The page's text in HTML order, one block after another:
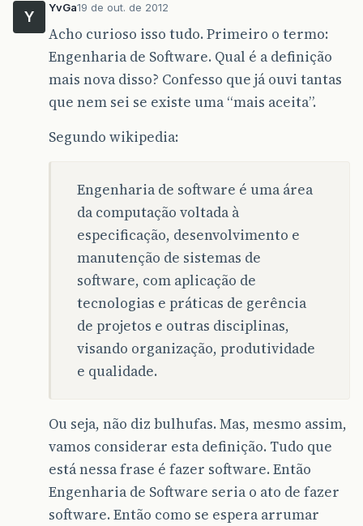
Y
YvGa19 de out. de 2012
Acho curioso isso tudo. Primeiro o termo:
Engenharia de Software. Qual é a definição
mais nova disso? Confesso que já ouvi tantas
que nem sei se existe uma “mais aceita”.
Segundo wikipedia:
Engenharia de software é uma área
da computação voltada à
especificação, desenvolvimento e
manutenção de sistemas de
software, com aplicação de
tecnologias e práticas de gerência
de projetos e outras disciplinas,
visando organização, produtividade
e qualidade.
Ou seja, não diz bulhufas. Mas, mesmo assim,
vamos considerar esta definição. Tudo que
está nessa frase é fazer software. Então
Engenharia de Software seria o ato de fazer
software. Então como se espera arrumar